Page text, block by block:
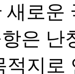
새로운
은 난
적지